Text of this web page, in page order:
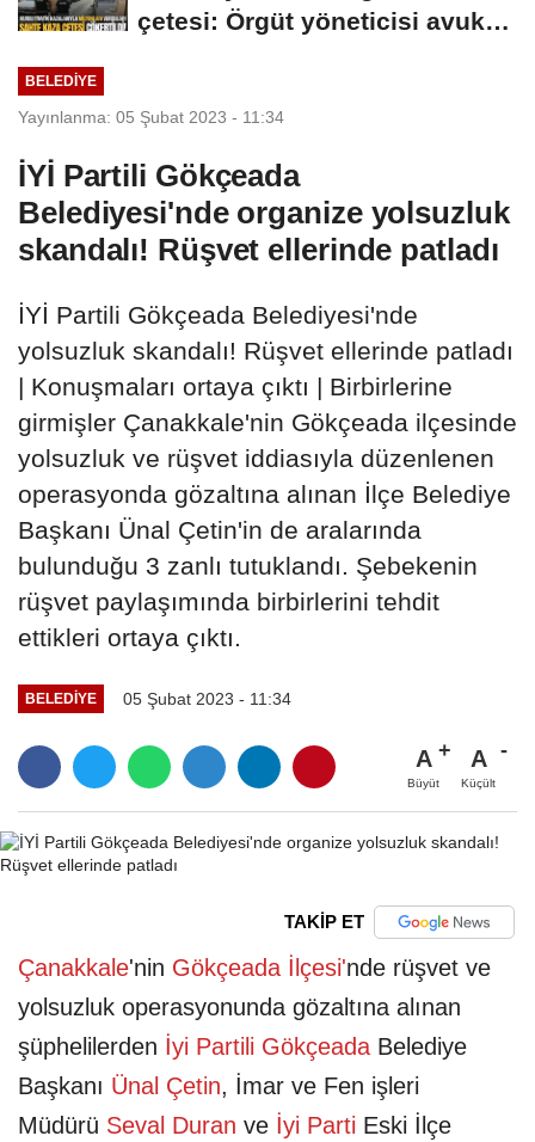
çetesi: Örgüt yöneticisi avukat
BELEDIYE
Yayınlanma: 05 Şubat 2023 - 11:34
İYİ Partili Gökçeada
Belediyesi'nde organize yolsuzluk
skandalı! Rüşvet ellerinde patladı
İYİ Partili Gökçeada Belediyesi'nde
yolsuzluk skandalı! Rüşvet ellerinde patladı
| Konuşmaları ortaya çıktı | Birbirlerine
girmişler Çanakkale'nin Gökçeada ilçesinde
yolsuzluk ve rüşvet iddiasıyla düzenlenen
operasyonda gözaltına alınan İlçe Belediye
Başkanı Ünal Çetin'in de aralarında
bulunduğu 3 zanlı tutuklandı. Şebekenin
rüşvet paylaşımında birbirlerini tehdit
ettikleri ortaya çıktı.
BELEDIYE 05 Şubat 2023 - 11:34
A
Büyüt
A
Küçült
TAKİP ET
Çanakkale'nin Gökçeada İlçesi'nde rüşvet ve
yolsuzluk operasyonunda gözaltına alınan
şüphelilerden İyi Partili Gökçeada Belediye
Başkanı Ünal Çetin, İmar ve Fen işleri
Müdürü Seval Duran ve İyi Parti Eski İlçe